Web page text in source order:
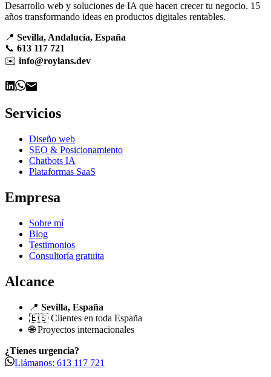
Desarrollo web y soluciones de IA que hacen crecer tu negocio. 15
años transformando ideas en productos digitales rentables.
📍 Sevilla, Andalucía, España
📞 613 117 721
✉️ info@roylans.dev
Servicios
Diseño web
SEO & Posicionamiento
Chatbots IA
Plataformas SaaS
Empresa
Sobre mí
Blog
Testimonios
Consultoría gratuita
Alcance
📍 Sevilla, España
🇪🇸 Clientes en toda España
🌐 Proyectos internacionales
¿Tienes urgencia?
Llámanos: 613 117 721